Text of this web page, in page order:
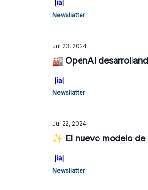
Newsliatter
Jul 23, 2024
🏭 OpenAI
Newsliatter
Jul 22, 2024
✨ El nuevo modelo de
Newsliatter